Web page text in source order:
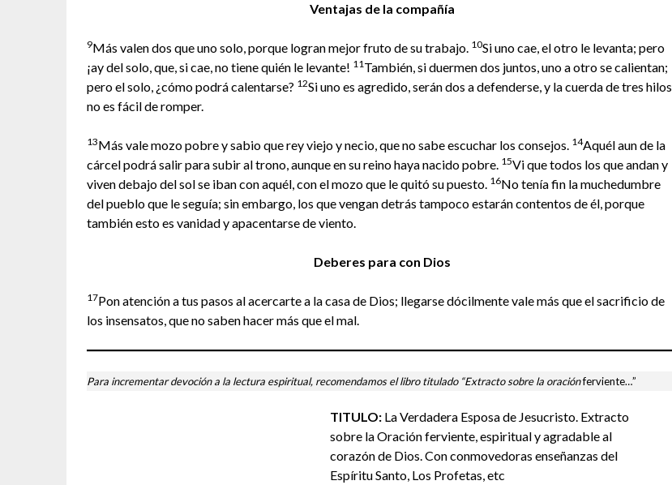
Ventajas de la compañía
9Más valen dos que uno solo, porque logran mejor fruto de su trabajo. 10Si uno cae, el otro le levanta; pero
¡ay del solo, que, si cae, no tiene quién le levante! 11También, si duermen dos juntos, uno a otro se calientan;
pero el solo, ¿cómo podrá calentarse? 12Si uno es agredido, serán dos a defenderse, y la cuerda de tres hilos
no es fácil de romper.
13Más vale mozo pobre y sabio que rey viejo y necio, que no sabe escuchar los consejos. 14Aquél aun de la
cárcel podrá salir para subir al trono, aunque en su reino haya nacido pobre. 15Vi que todos los que andan y
viven debajo del sol se iban con aquél, con el mozo que le quitó su puesto. 16No tenía fin la muchedumbre
del pueblo que le seguía; sin embargo, los que vengan detrás tampoco estarán contentos de él, porque
también esto es vanidad y apacentarse de viento.
Deberes para con Dios
17Pon atención a tus pasos al acercarte a la casa de Dios; llegarse dócilmente vale más que el sacrificio de
los insensatos, que no saben hacer más que el mal.
Para incrementar devoción a la lectura espiritual, recomendamos el libro titulado “Extracto sobre la oraciónferviente…”
TITULO:La Verdadera Esposa de Jesucristo. Extracto
sobre la Oración ferviente, espiritual y agradable al
corazón de Dios. Con conmovedoras enseñanzas del
Espíritu Santo, Los Profetas, etc